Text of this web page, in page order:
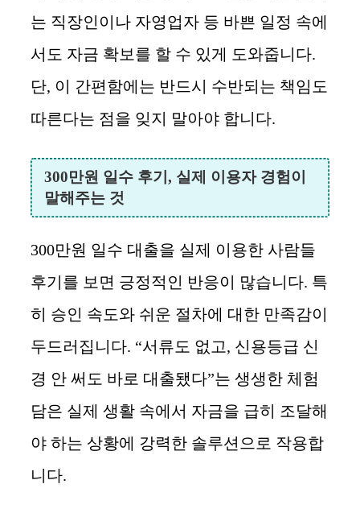
는 직장인이나 자영업자 등 바쁜 일정 속에
서도 자금 확보를 할 수 있게 도와줍니다.
단, 이 간편함에는 반드시 수반되는 책임도
따른다는 점을 잊지 말아야 합니다.
300만원 일수 후기, 실제 이용자 경험이
말해주는 것
300만원 일수 대출을 실제 이용한 사람들
후기를 보면 긍정적인 반응이 많습니다. 특
히 승인 속도와 쉬운 절차에 대한 만족감이
두드러집니다. “서류도 없고, 신용등급 신
경 안 써도 바로 대출됐다”는 생생한 체험
담은 실제 생활 속에서 자금을 급히 조달해
야 하는 상황에 강력한 솔루션으로 작용합
니다.